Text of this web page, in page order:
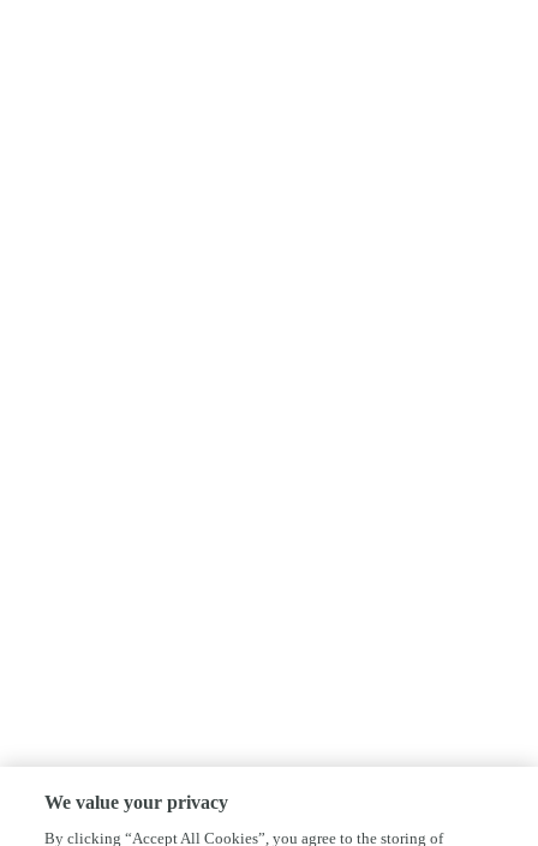
We value your privacy
By clicking “Accept All Cookies”, you agree to the storing of